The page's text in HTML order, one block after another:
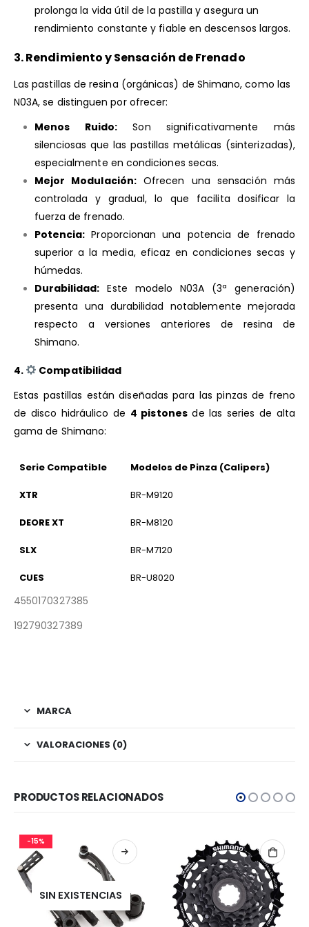
prolonga la vida útil de la pastilla y asegura un
rendimiento constante y fiable en descensos largos.
3. Rendimiento y Sensación de Frenado
Las pastillas de resina (orgánicas) de Shimano, como las
N03A, se distinguen por ofrecer:
Menos Ruido:Son significativamente más
silenciosas que las pastillas metálicas (sinterizadas),
especialmente en condiciones secas.
Mejor Modulación:Ofrecen una sensación más
controlada y gradual, lo que facilita dosificar la
fuerza de frenado.
Potencia: Proporcionan una potencia de frenado
superior a la media, eficaz en condiciones secas y
húmedas.
Durabilidad: Este modelo N03A (3ª generación)
presenta una durabilidad notablemente mejorada
respecto a versiones anteriores de resina de
Shimano.
4.
Compatibilidad
Estas pastillas están diseñadas para las pinzas de freno
de disco hidráulico de 4 pistonesde las series de alta
gama de Shimano:
Serie Compatible Modelos de Pinza (Calipers)
XTR BR-M9120
DEORE XT BR-M8120
SLX BR-M7120
CUES BR-U8020
4550170327385
192790327389
MARCA
VALORACIONES (0)
PRODUCTOS RELACIONADOS
-15%
SIN EXISTENCIAS